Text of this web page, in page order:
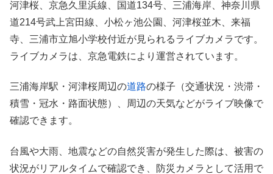
河津桜、京急久里浜線、国道134号、三浦海岸、神奈川県
道214号武上宮田線、小松ヶ池公園、河津桜並木、来福
寺、三浦市立旭小学校付近が見られるライブカメラです。
ライブカメラは、京急電鉄により運営されています。
三浦海岸駅・河津桜周辺の道路の様子（交通状況・渋滞・
積雪・冠水・路面状態）、周辺の天気などがライブ映像で
確認できます。
台風や大雨、地震などの自然災害が発生した際は、被害の
状況がリアルタイムで確認でき、防災カメラとして活用で